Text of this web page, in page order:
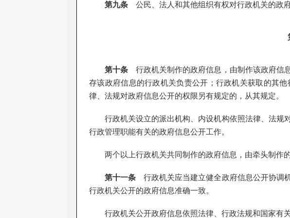
第九条 公民、法人和其他组织有权对行政机关的政
第十条 行政机关制作的政府信息，由制作该政府信
存该政府信息的行政机关负责公开；行政机关获取的其
律、法规对政府信息公开的权限另有规定的，从其规定。
行政机关设立的派出机构、内设机构依照法律、法规
行政管理职能有关的政府信息公开工作。
两个以上行政机关共同制作的政府信息，由牵头制作
第十一条 行政机关应当建立健全政府信息公开协调
行政机关公开的政府信息准确一致。
行政机关公开政府信息依照法律、行政法规和国家有